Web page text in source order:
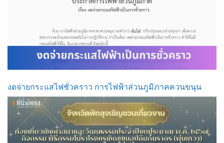
งดจ่ายกระแสไฟชั่วคราว การไฟฟ้าส่วนภูมิภาคควนขนุน